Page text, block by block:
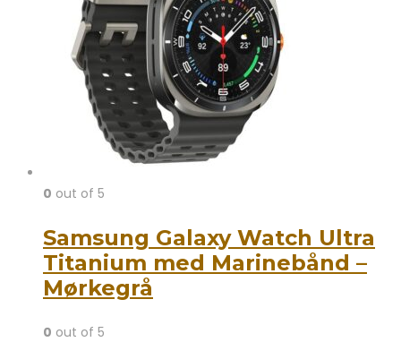
0 out of 5
Samsung Galaxy Watch Ultra
Titanium med Marinebånd –
Mørkegrå
0 out of 5